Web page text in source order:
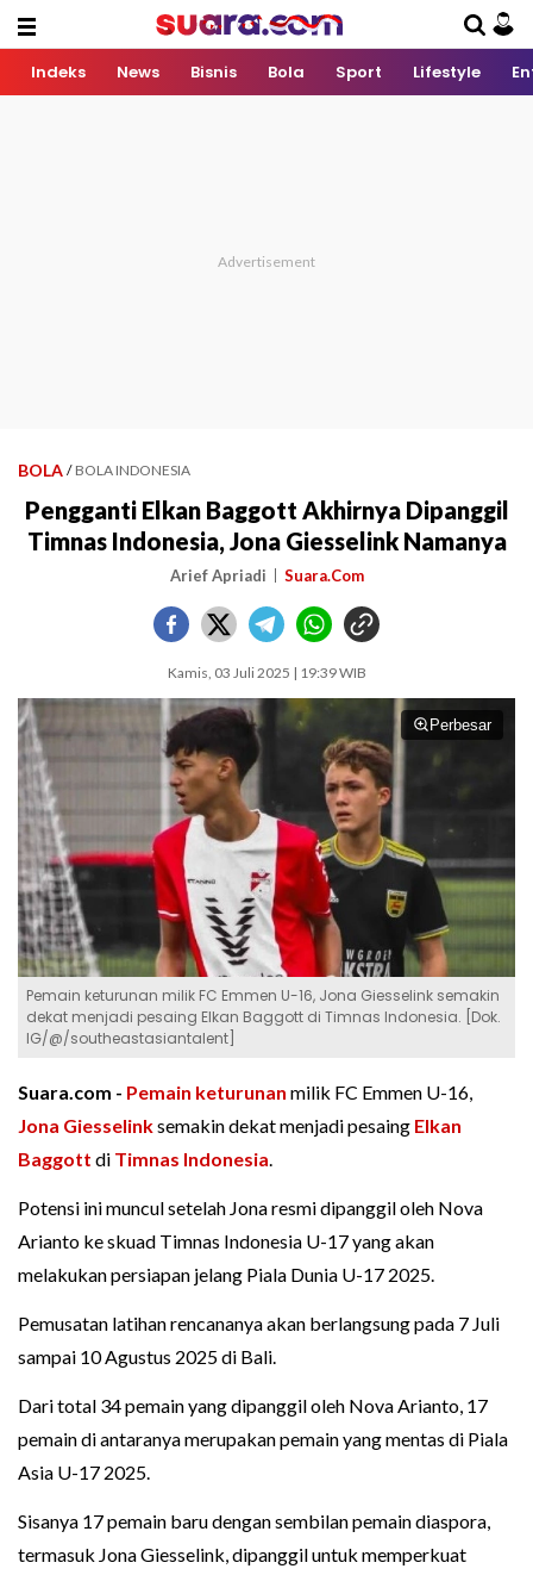
Indeks News Bisnis Bola Sport Lifestyle
BOLA / BOLA INDONESIA
Pengganti Elkan Baggott Akhirnya Dipanggil
Timnas Indonesia, Jona Giesselink Namanya
Arief Apriadi Suara.Com
Kamis, 03 Juli 2025 | 19:39 WIB
Perbesar
Pemain keturunan milik FC Emmen U-16, Jona Giesselink semakin
dekat menjadi pesaing Elkan Baggott di Timnas Indonesia. [Dok.
IG/@/southeastasiantalent]
Suara.com - Pemain keturunan milik FC Emmen U-16,
Jona Giesselinksemakin dekat menjadi pesaing Elkan
Baggott di Timnas Indonesia.
Potensi ini muncul setelah Jona resmi dipanggil oleh Nova
Arianto ke skuad Timnas Indonesia U-17 yang akan
melakukan persiapan jelang Piala Dunia U-17 2025.
Pemusatan latihan rencananya akan berlangsung pada 7 Juli
sampai 10 Agustus 2025 di Bali.
Dari total 34 pemain yang dipanggil oleh Nova Arianto, 17
pemain di antaranya merupakan pemain yang mentas di Piala
Asia U-17 2025.
Sisanya 17 pemain baru dengan sembilan pemain diaspora,
termasuk Jona Giesselink, dipanggil untuk memperkuat